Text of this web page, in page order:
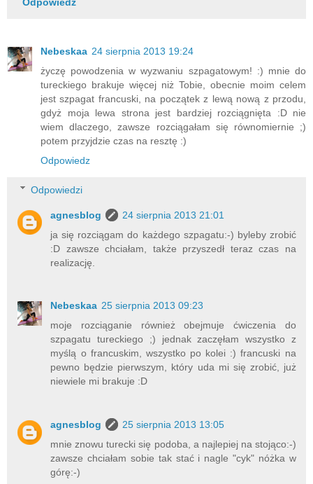
Nebeskaa 24 sierpnia 2013 19:24
życzę powodzenia w wyzwaniu szpagatowym! :) mnie do
tureckiego brakuje więcej niż Tobie, obecnie moim celem
jest szpagat francuski, na początek z lewą nową z przodu,
gdyż moja lewa strona jest bardziej rozciągnięta :D nie
wiem dlaczego, zawsze rozciągałam się równomiernie ;)
potem przyjdzie czas na resztę :)
Odpowiedz
Odpowiedzi
agnesblog
24 sierpnia 2013 21:01
ja się rozciągam do każdego szpagatu:-) byleby zrobić
:D zawsze chciałam, także przyszedł teraz czas na
realizację.
Nebeskaa 25 sierpnia 2013 09:23
moje rozciąganie również obejmuje ćwiczenia do
szpagatu tureckiego ;) jednak zaczęłam wszystko z
myślą o francuskim, wszystko po kolei :) francuski na
pewno będzie pierwszym, który uda mi się zrobić, już
niewiele mi brakuje :D
agnesblog
25 sierpnia 2013 13:05
mnie znowu turecki się podoba, a najlepiej na stojąco:-)
zawsze chciałam sobie tak stać i nagle "cyk" nóżka w
górę:-)